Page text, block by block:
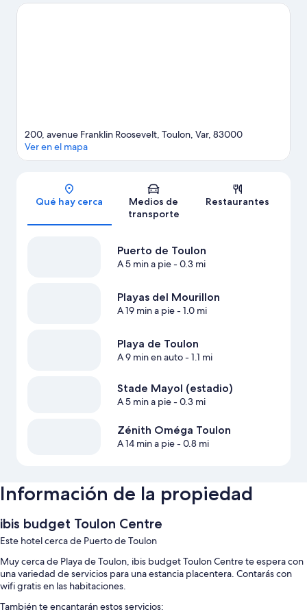
partido mientras estás en la ciudad? Consulta el calendario de
Sección del mapa
200, avenue Franklin Roosevelt, Toulon, Var, 83000
Ver en el mapa
Qué hay cerca
Medios de
transporte
Restaurantes
Puerto de Toulon
A 5 min a pie- 0.3 mi
Playas del Mourillon
A 19 min a pie- 1.0 mi
Playa de Toulon
A 9 min en auto- 1.1 mi
Stade Mayol (estadio)
A 5 min a pie- 0.3 mi
Zénith Oméga Toulon
A 14 min a pie- 0.8 mi
Información de la propiedad
ibis budget Toulon Centre
Este hotel cerca de Puerto de Toulon
Muy cerca de Playa de Toulon, ibis budget Toulon Centre te espera con
una variedad de servicios para una estancia placentera. Contarás con
wifi gratis en las habitaciones.
También te encantarán estos servicios: